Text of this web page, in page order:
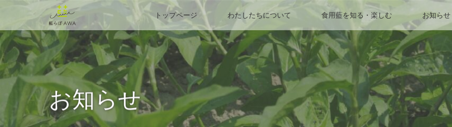
トップページ わたしたちについて 食用藍を知る・楽しむ お知らせ
お知らせ